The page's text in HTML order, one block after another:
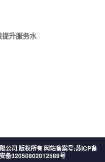
升服务水
公司 版权所有 网站备案号:苏ICP备
备32050802012589号